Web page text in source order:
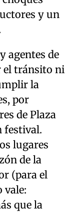
y un
agentes de
el tránsito ni
la
por
de Plaza
festival.
lugares
de la
(para el
vale:
que la